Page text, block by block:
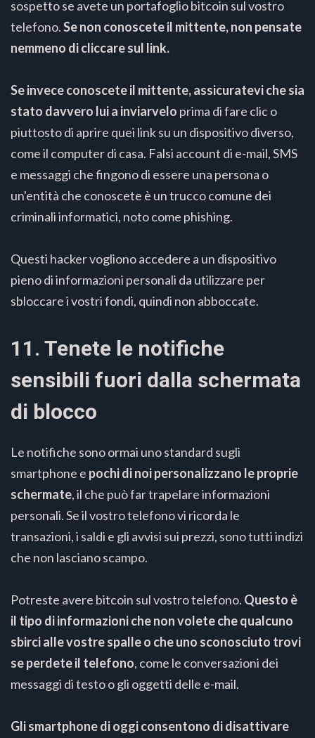
sospetto se avete un portafoglio bitcoin sul vostro
telefono.Se non conoscete il mittente, non pensate
nemmeno di cliccare sul link.
Se invece conoscete il mittente, assicuratevi che sia
stato davvero lui a inviarvelo prima di fare clic o
piuttosto di aprire quei link su un dispositivo diverso,
come il computer di casa. Falsi account di e-mail, SMS
e messaggi che fingono di essere una persona o
un'entità che conoscete è un trucco comune dei
criminali informatici, noto come phishing.
Questi hacker vogliono accedere a un dispositivo
pieno di informazioni personali da utilizzare per
sbloccare i vostri fondi, quindi non abboccate.
11. Tenete le notifiche
sensibili fuori dalla schermata
di blocco
Le notifiche sono ormai uno standard sugli
smartphone e pochi di noi personalizzano le proprie
schermate, il che può far trapelare informazioni
personali. Se il vostro telefono vi ricorda le
transazioni, i saldi e gli avvisi sui prezzi, sono tutti indizi
che non lasciano scampo.
Potreste avere bitcoin sul vostro telefono. Questo è
il tipo di informazioni che non volete che qualcuno
sbirci alle vostre spalle o che uno sconosciuto trovi
se perdete il telefono, come le conversazioni dei
messaggi di testo o gli oggetti delle e-mail.
Gli smartphone di oggi consentono di disattivare